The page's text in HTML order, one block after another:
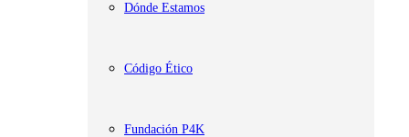
Dónde Estamos
Código Ético
Fundación P4K